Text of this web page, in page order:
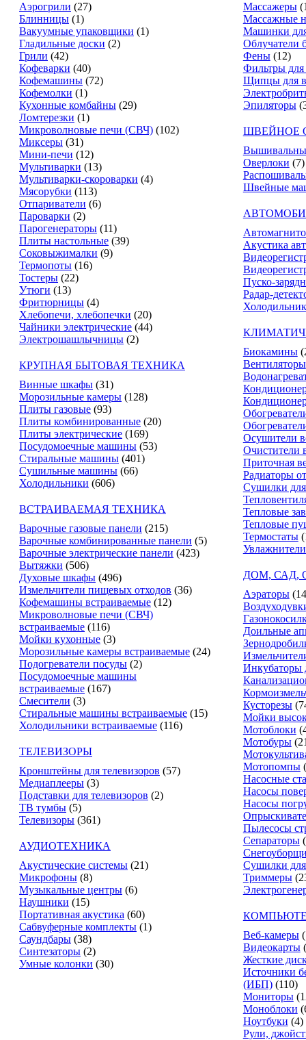
Аэрогрили (27)
Блинницы (1)
Вакуумные упаковщики (1)
Гладильные доски (2)
Грили (42)
Кофеварки (40)
Кофемашины (72)
Кофемолки (1)
Кухонные комбайны (29)
Ломтерезки (1)
Микроволновые печи (СВЧ) (102)
Миксеры (31)
Мини-печи (12)
Мультиварки (13)
Мультиварки-скороварки (4)
Мясорубки (113)
Отпариватели (6)
Пароварки (2)
Парогенераторы (11)
Плиты настольные (39)
Соковыжималки (9)
Термопоты (16)
Тостеры (22)
Утюги (13)
Фритюрницы (4)
Хлебопечи, хлебопечки (20)
Чайники электрические (44)
Электрошашлычницы (2)
КРУПНАЯ БЫТОВАЯ ТЕХНИКА
Винные шкафы (31)
Морозильные камеры (128)
Плиты газовые (93)
Плиты комбинированные (20)
Плиты электрические (169)
Посудомоечные машины (53)
Стиральные машины (401)
Сушильные машины (66)
Холодильники (606)
ВСТРАИВАЕМАЯ ТЕХНИКА
Варочные газовые панели (215)
Варочные комбинированные панели (5)
Варочные электрические панели (423)
Вытяжки (506)
Духовые шкафы (496)
Измельчители пищевых отходов (36)
Кофемашины встраиваемые (12)
Микроволновые печи (СВЧ)
встраиваемые (116)
Мойки кухонные (3)
Морозильные камеры встраиваемые (24)
Подогреватели посуды (2)
Посудомоечные машины
встраиваемые (167)
Смесители (3)
Стиральные машины встраиваемые (15)
Холодильники встраиваемые (116)
ТЕЛЕВИЗОРЫ
Кронштейны для телевизоров (57)
Медиаплееры (3)
Подставки для телевизоров (2)
ТВ тумбы (5)
Телевизоры (361)
АУДИОТЕХНИКА
Акустические системы (21)
Микрофоны (8)
Музыкальные центры (6)
Наушники (15)
Портативная акустика (60)
Сабвуферные комплекты (1)
Саундбары (38)
Синтезаторы (2)
Умные колонки (30)
Массажеры
Массажные
Машинки
Облучатели
Фены (12)
Фильтры
Щипцы для
Эпиляторы
ШВЕЙНОЕ
Оверлоки (7)
Швейные
Акустика
Пуско-
Радар-
Биокамины
Вентиляторы
Осушители
Очистители
Приточная
Радиаторы
Сушилки
Тепловые
Тепловые
Термостаты
ДОМ, САД,
Аэраторы
Доильные
Инкубаторы
Кусторезы
Мойки
Мотоблоки
Мотобуры
Мотопомпы
Насосные
Насосы
Насосы
Пылесосы
Сепараторы
Сушилки
Триммеры
Веб-камеры
Видеокарты
Жесткие
Источники
(ИБП) (110)
Мониторы
Моноблоки
Ноутбуки (4)
Рули,